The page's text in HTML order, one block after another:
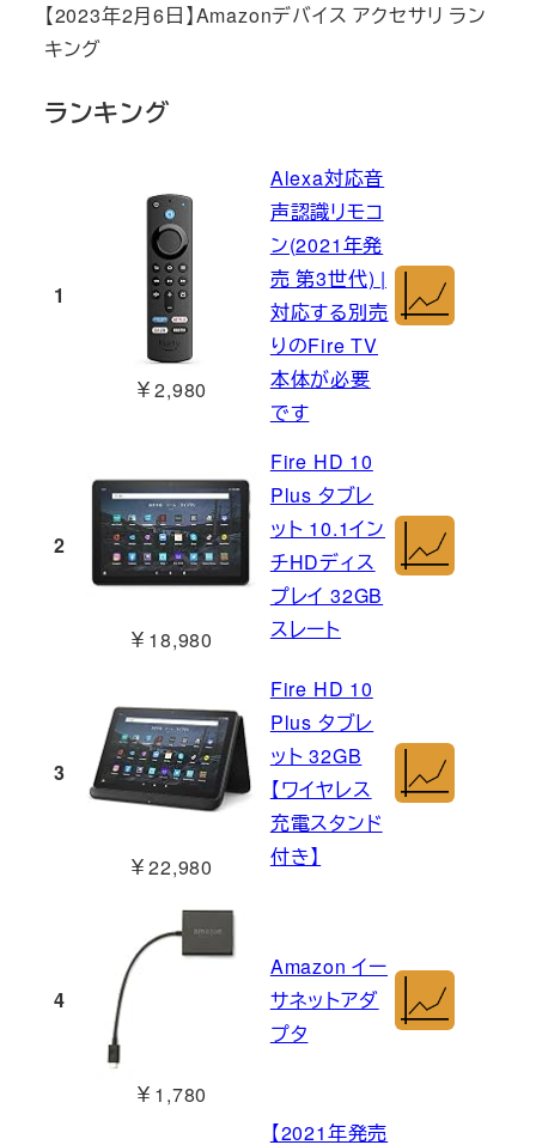
【2023年2月6日】Amazonデバイス アクセサリ ラン
キング
ランキング
1
￥2,980
Alexa対応音
声認識リモコ
ン(2021年発
売 第3世代) |
対応する別売
りのFire TV
本体が必要
です
2
￥18,980
Fire HD 10
Plus タブレ
ット 10.1イン
チHDディス
プレイ 32GB
スレート
3
￥22,980
Fire HD 10
Plus タブレ
ット 32GB
【ワイヤレス
充電スタンド
付き】
4
￥1,780
Amazon イー
サネットアダ
プタ
【2021年発売